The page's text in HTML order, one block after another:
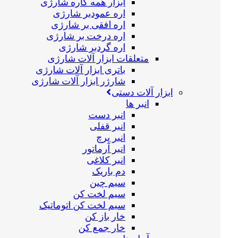
ابزار همه کاره شارژی
اره عمودبر شارژی
اره افقی بر شارژی
اره درخت بر شارژی
اره گردبر شارژی
متعلقات ابزار آلات شارژی
باتری ابزار آلات شارژی
شارژر ابزار آلات شارژی
ابزار آلات دستی
انبر ها
انبر دست
انبر قفلی
انبر پرچ
انبر آرماتور
انبر کلاغی
دم باریک
سیم چین
سیم لخت کن
سیم لخت کن اتوماتیک
خار باز کن
خار جمع کن